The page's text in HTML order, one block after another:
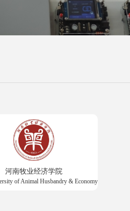
河南牧业经济学院
of Animal Husbandry & Economy